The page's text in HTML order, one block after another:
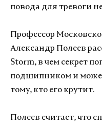
повода для тревоги
Профессор
Александр Полеев
Storm, в чем секрет
подшипником и
тому, кто его крутит.
Полеев считает, что